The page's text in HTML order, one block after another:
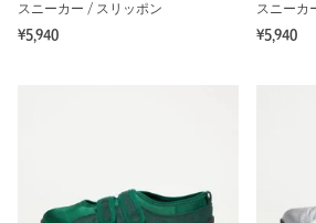
スニーカー / スリッポン
¥5,940
スニーカ
¥5,940